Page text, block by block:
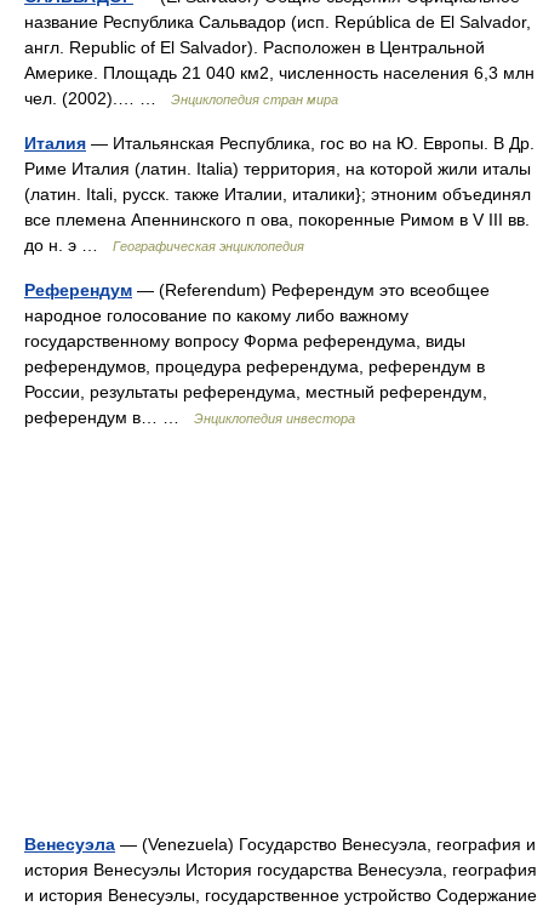
название Республика Сальвадор (исп. República de El Salvador,
англ. Republic of El Salvador). Расположен в Центральной
Америке. Площадь 21 040 км2, численность населения 6,3 млн
чел. (2002).… …
Энциклопедия стран мира
Италия — Итальянская Республика, гос во на Ю. Европы. В Др.
Риме Италия (латин. Italia) территория, на которой жили италы
(латин. Itali, русск. также Италии, италики}; этноним объединял
все племена Апеннинского п ова, покоренные Римом в V III вв.
до н. э …
Географическая энциклопедия
Референдум — (Referendum) Референдум это всеобщее
народное голосование по какому либо важному
государственному вопросу Форма референдума, виды
референдумов, процедура референдума, референдум в
России, результаты референдума, местный референдум,
референдум в… …
Энциклопедия инвестора
Венесуэла — (Venezuela) Государство Венесуэла, география и
история Венесуэлы История государства Венесуэла, география
и история Венесуэлы, государственное устройство Содержание